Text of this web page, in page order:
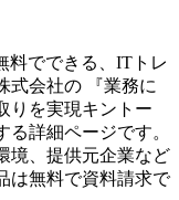
料でできる、ITトレ
式会社の 『 業務に
りを実現キントー
る詳細ページです。
境、提供元企業など
は無料で資料請求で